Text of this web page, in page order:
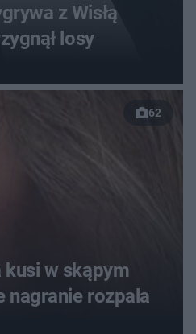
z Wisłą
losy
62
kusi w skąpym
nagranie rozpala